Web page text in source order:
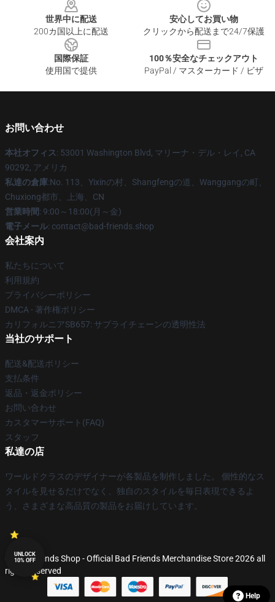
世界中に配送
200カ国以上に配送
安心してお買い物
クリックから配送まで24/7保護
国際保証
使用国で提供
100％安全なチェックアウト
PayPal / マスターカード / ビザ
お問い合わせ
本社オフィス: 53001 Washington Blvd, マリーナ・デル・レイ, CA
90292, アメリカ
私達の倉庫:No. 113、Yixinの村、Shangfengの道、Wanggangの町、
Chuxiong都市、上海、CN
営業時間: 9:00～18:00(月～金)
電子メール: contact@bad-friends.shop
会社案内
私たちについて
利用規約
プライバシーポリシー
DMCA - 著作権ポリシー
カリフォルニアSB657: サプライチェーンの透明性法
当社のサポート
配送&配送ポリシー
支払条件
返品・返金ポリシー
お問い合わせ
カスタマーサポート(FAQ)
スタッフ
私達の店
ワールドクラスのデザイナーが各製品を制作しました。 個性的なス
タイルを見せるだけでなく、独自のスタイルを毎日表現できるよ
う、さまざまな高品質の製品をお届けしています。
© Bad Friends Shop - Official Bad Friends Merchandise Store 2026 all
rights reserved
Help
UNLOCK
10% OFF